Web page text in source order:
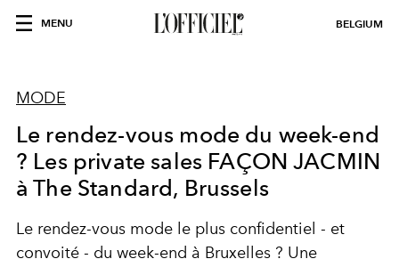
MENU BELGIUM
MODE
Le rendez-vous mode du week-end
? Les private sales FAÇON JACMIN
à The Standard, Brussels
Le rendez-vous mode le plus confidentiel - et
convoité - du week-end à Bruxelles ? Une